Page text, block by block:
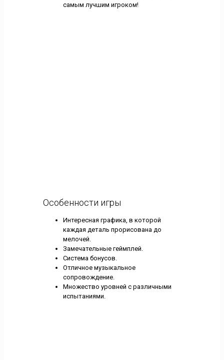
самым лучшим игроком!
Особенности игры
Интересная графика, в которой
каждая деталь прорисована до
мелочей.
Замечательные геймплей.
Система бонусов.
Отличное музыкальное
сопровождение.
Множество уровней с различными
испытаниями.